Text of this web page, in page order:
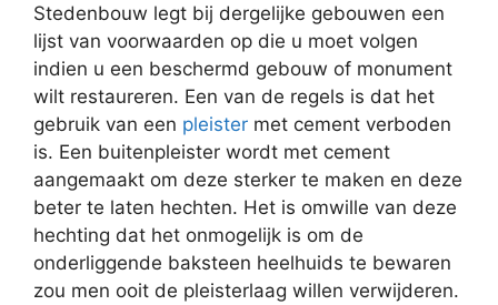
Stedenbouw legt bij dergelijke gebouwen een
lijst van voorwaarden op die u moet volgen
indien u een beschermd gebouw of monument
wilt restaureren. Een van de regels is dat het
gebruik van een pleister met cement verboden
is. Een buitenpleister wordt met cement
aangemaakt om deze sterker te maken en deze
beter te laten hechten. Het is omwille van deze
hechting dat het onmogelijk is om de
onderliggende baksteen heelhuids te bewaren
zou men ooit de pleisterlaag willen verwijderen.